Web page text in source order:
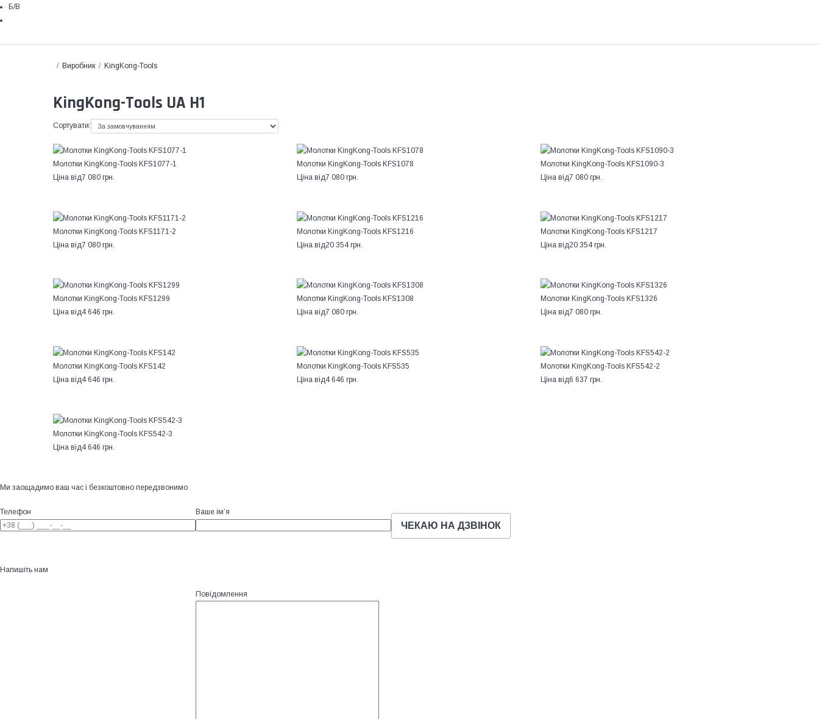
Б/В
Виробник KingKong-Tools
KingKong-Tools UA H1
Сортувати:
Молотки KingKong-Tools KFS1077-1
Ціна від7 080 грн.
Молотки KingKong-Tools KFS1078
Ціна від7 080 грн.
Молотки KingKong-Tools KFS1090-3
Ціна від7 080 грн.
Молотки KingKong-Tools KFS1171-2
Ціна від7 080 грн.
Молотки KingKong-Tools KFS1216
Ціна від20 354 грн.
Молотки KingKong-Tools KFS1217
Ціна від20 354 грн.
Молотки KingKong-Tools KFS1299
Ціна від4 646 грн.
Молотки KingKong-Tools KFS1308
Ціна від7 080 грн.
Молотки KingKong-Tools KFS1326
Ціна від7 080 грн.
Молотки KingKong-Tools KFS142
Ціна від4 646 грн.
Молотки KingKong-Tools KFS535
Ціна від4 646 грн.
Молотки KingKong-Tools KFS542-2
Ціна від6 637 грн.
Молотки KingKong-Tools KFS542-3
Ціна від4 646 грн.
Ми заощадимо ваш час і безкоштовно передзвонимо
Телефон Ваше ім’я
Напишіть нам
Повідомлення